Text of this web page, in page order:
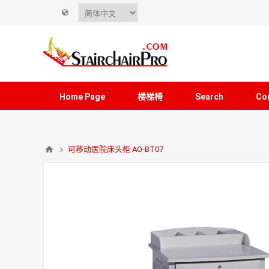
Home Page 楼梯椅 Search
可移动医院床头柜 AO-BT07